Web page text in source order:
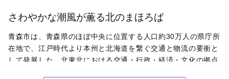
さわやかな潮風が薫る北のまほろば
青森市は、青森県のほぼ中央に位置する人口約30万人の県庁所
在地で、江戸時代より本州と北海道を繋ぐ交通と物流の要衝と
して発展した、北東北における交通・行政・経済・文化の拠点